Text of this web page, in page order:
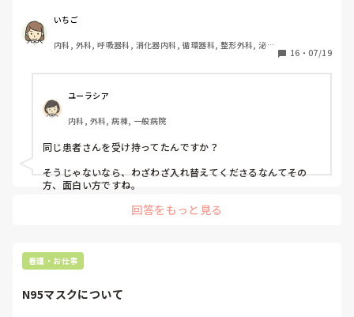
われたので見に行くとすでに抜針され、
反対の上肢にキープされていました。
今までキープしていた部位をみると止血がうまくされていな
い感じの皮下出血がありました。元々、浮腫があったのです
が、それ以上に腫れてもおらず、発赤もありませんでした。
バカにされているのでしょうか？
そもそも今日は日曜日でリーダーは私でしたが報告は全くあ
りませんでした。(リーダーに報告は必須)
いちご
内科, 外科, 呼吸器科, 消化器内科, 循環器科, 整形外科, 泌尿
16 ・ 07/19
ユーラシア
内科, 外科, 病棟, 一般病院
同じ患者さんを受け持ってたんですか？
そうじゃないなら、わざわざ入れ替えてくださるなんてその
方、面白い方ですね。
回答をもっと見る
看護・お仕事
N95マスクについて